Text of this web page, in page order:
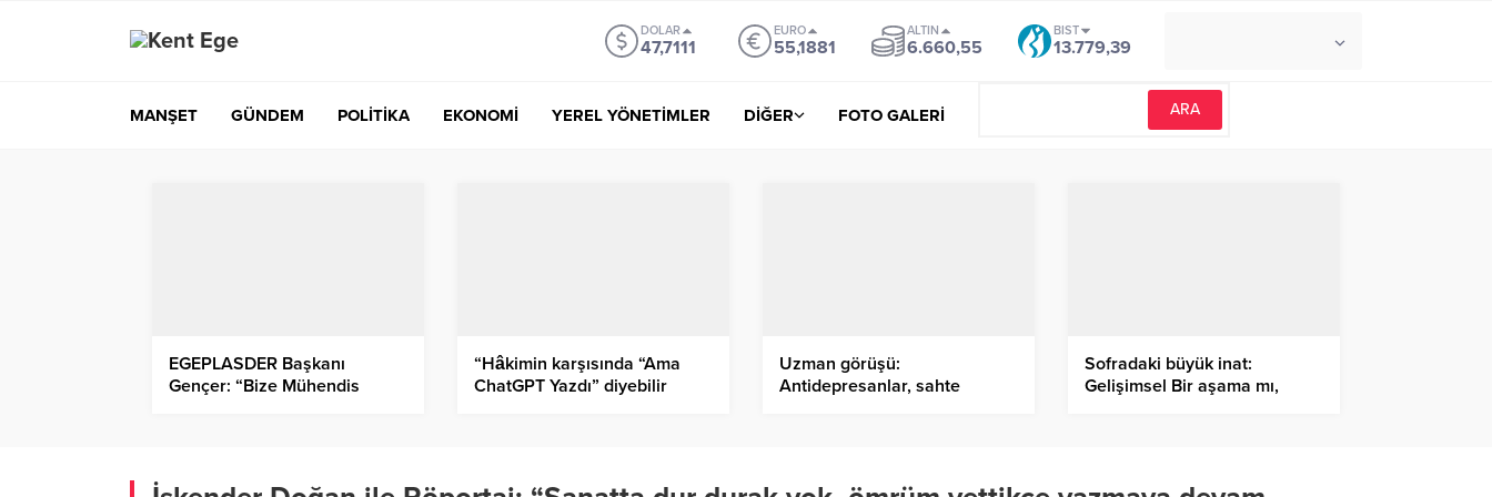
DOLAR
47,7111
EURO
55,1881
ALTIN
6.660,55
BIST
13.779,39
MANŞET GÜNDEM POLİTİKA EKONOMİ YEREL YÖNETİMLER DİĞER FOTO GALERİ
EGEPLASDER Başkanı
Gençer: “Bize Mühendis
“Hâkimin karşısında “Ama
ChatGPT Yazdı” diyebilir
Uzman görüşü:
Antidepresanlar, sahte
Sofradaki büyük inat:
Gelişimsel Bir aşama mı,